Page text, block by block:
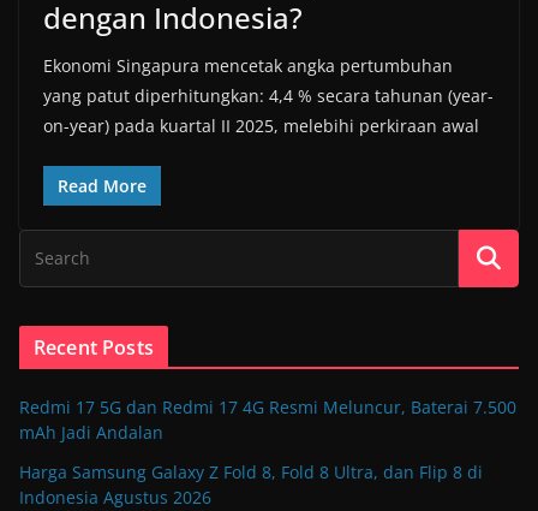
dengan Indonesia?
Ekonomi Singapura mencetak angka pertumbuhan
yang patut diperhitungkan: 4,4 % secara tahunan (year-
on-year) pada kuartal II 2025, melebihi perkiraan awal
Read More
Recent Posts
Redmi 17 5G dan Redmi 17 4G Resmi Meluncur, Baterai 7.500
mAh Jadi Andalan
Harga Samsung Galaxy Z Fold 8, Fold 8 Ultra, dan Flip 8 di
Indonesia Agustus 2026